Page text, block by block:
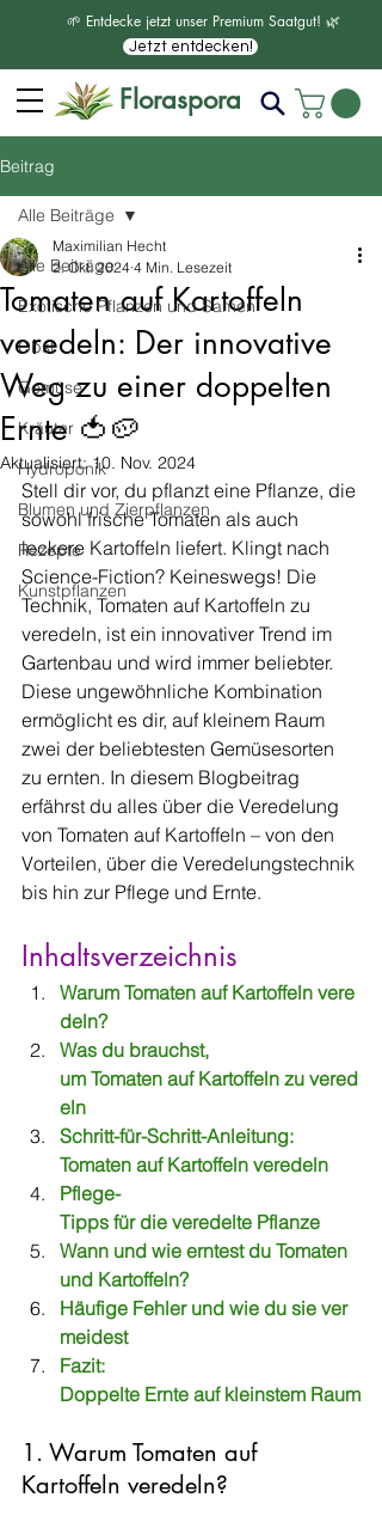
🌱 Entdecke jetzt unser Premium Saatgut! 🌿
Jetzt entdecken!
Floraspora
Beitrag
Alle Beiträge
Exotische Pflanzen und Samen
Obst
Gemüse
Kräuter
Hydroponik
Blumen und Zierpflanzen
Rezepte
Kunstpflanzen
Alle Beiträge
Tomaten auf Kartoffeln
veredeln: Der innovative
Weg zu einer doppelten
Ernte 🍅🥔
Maximilian Hecht
2. Okt. 2024 4 Min. Lesezeit
Aktualisiert:10. Nov. 2024
Stell dir vor, du pflanzt eine Pflanze, die
sowohl frische Tomaten als auch
leckere Kartoffeln liefert. Klingt nach
Science-Fiction? Keineswegs! Die
Technik, Tomaten auf Kartoffeln zu
veredeln, ist ein innovativer Trend im
Gartenbau und wird immer beliebter.
Diese ungewöhnliche Kombination
ermöglicht es dir, auf kleinem Raum
zwei der beliebtesten Gemüsesorten
zu ernten. In diesem Blogbeitrag
erfährst du alles über die Veredelung
von Tomaten auf Kartoffeln – von den
Vorteilen, über die Veredelungstechnik
bis hin zur Pflege und Ernte.
Inhaltsverzeichnis
Warum Tomaten auf Kartoffeln vere
deln?
Was du brauchst,
um Tomaten auf Kartoffeln zu vered
eln
Schritt-für-Schritt-Anleitung:
Tomaten auf Kartoffeln veredeln
Pflege-
Tipps für die veredelte Pflanze
Wann und wie erntest du Tomaten
und Kartoffeln?
Häufige Fehler und wie du sie ver
meidest
Fazit:
Doppelte Ernte auf kleinstem Raum
1. Warum Tomaten auf
Kartoffeln veredeln?